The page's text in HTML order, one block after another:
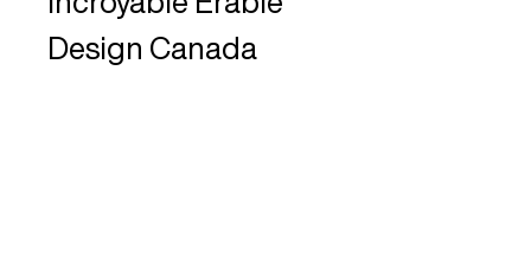
Design Canada